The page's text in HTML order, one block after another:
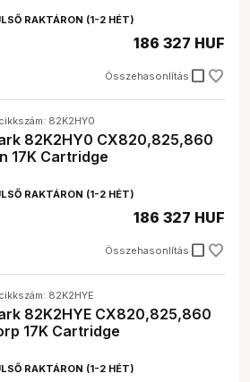
RAKTÁRON (1-2 HÉT)
Összehasonlítás check_box_outline_blank
186 327 HUF
82K2HY0
82K2HY0 CX820,825,860
17K Cartridge
RAKTÁRON (1-2 HÉT)
Összehasonlítás check_box_outline_blank
186 327 HUF
82K2HYE
82K2HYE CX820,825,860
17K Cartridge
RAKTÁRON (1-2 HÉT)